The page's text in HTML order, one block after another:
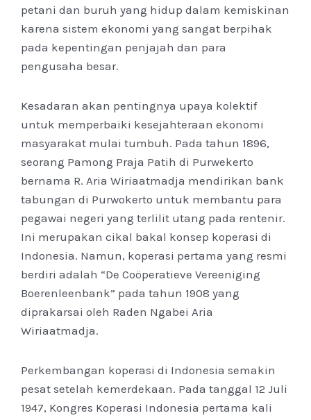
petani dan buruh yang hidup dalam kemiskinan
karena sistem ekonomi yang sangat berpihak
pada kepentingan penjajah dan para
pengusaha besar.
Kesadaran akan pentingnya upaya kolektif
untuk memperbaiki kesejahteraan ekonomi
masyarakat mulai tumbuh. Pada tahun 1896,
seorang Pamong Praja Patih di Purwekerto
bernama R. Aria Wiriaatmadja mendirikan bank
tabungan di Purwokerto untuk membantu para
pegawai negeri yang terlilit utang pada rentenir.
Ini merupakan cikal bakal konsep koperasi di
Indonesia. Namun, koperasi pertama yang resmi
berdiri adalah “De Coöperatieve Vereeniging
Boerenleenbank” pada tahun 1908 yang
diprakarsai oleh Raden Ngabei Aria
Wiriaatmadja.
Perkembangan koperasi di Indonesia semakin
pesat setelah kemerdekaan. Pada tanggal 12 Juli
1947, Kongres Koperasi Indonesia pertama kali